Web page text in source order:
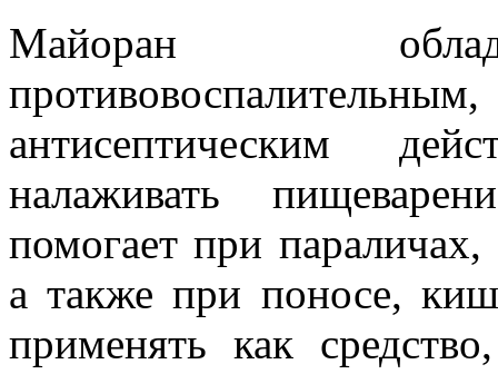
Майоран
антисептическим
налаживать
помогает при
а также при поносе,
применять как